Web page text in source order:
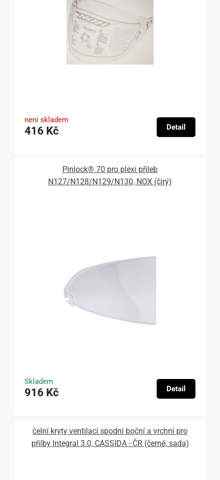
není skladem
416 Kč Detail
Pinlock® 70 pro plexi přileb
N127/N128/N129/N130, NOX (čirý)
Skladem
916 Kč Detail
čelní kryty ventilací spodní boční a vrchní pro
přilby Integral 3.0, CASSIDA - ČR (černé, sada)